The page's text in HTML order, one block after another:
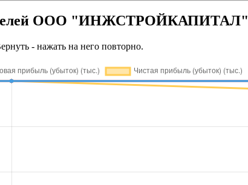
ООО "ИНЖСТРОЙКАПИТАЛ"
- нажать на него повторно.